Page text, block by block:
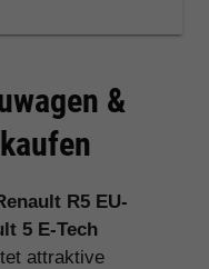
&
R5 EU-
5 E-Tech
attraktive